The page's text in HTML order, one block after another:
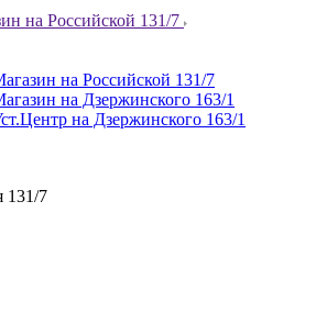
на Российской 131/7
на Российской 131/7
на Дзержинского 163/1
на Дзержинского 163/1
131/7